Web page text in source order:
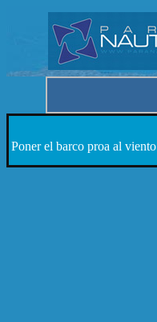
Poner el barco proa al viento